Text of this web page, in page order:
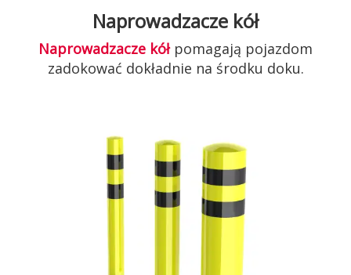
Naprowadzacze kół
Naprowadzacze kółpomagają pojazdom
zadokować dokładnie na środku doku.